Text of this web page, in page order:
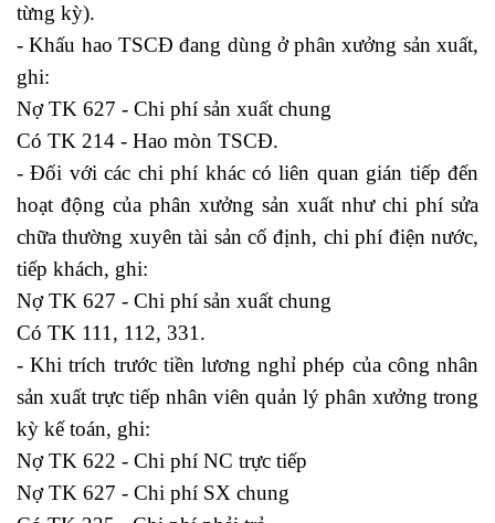
từng kỳ).
- Khấu hao TSCĐ đang dùng ở phân xưởng sản xuất,
ghi:
Nợ TK 627 - Chi phí sản xuất chung
Có TK 214 - Hao mòn TSCĐ.
- Đối với các chi phí khác có liên quan gián tiếp đến
hoạt động của phân xưởng sản xuất như chi phí sửa
chữa thường xuyên tài sản cố định, chi phí điện nước,
tiếp khách, ghi:
Nợ TK 627 - Chi phí sản xuất chung
Có TK 111, 112, 331.
- Khi trích trước tiền lương nghỉ phép của công nhân
sản xuất trực tiếp nhân viên quản lý phân xưởng trong
kỳ kế toán, ghi:
Nợ TK 622 - Chi phí NC trực tiếp
Nợ TK 627 - Chi phí SX chung